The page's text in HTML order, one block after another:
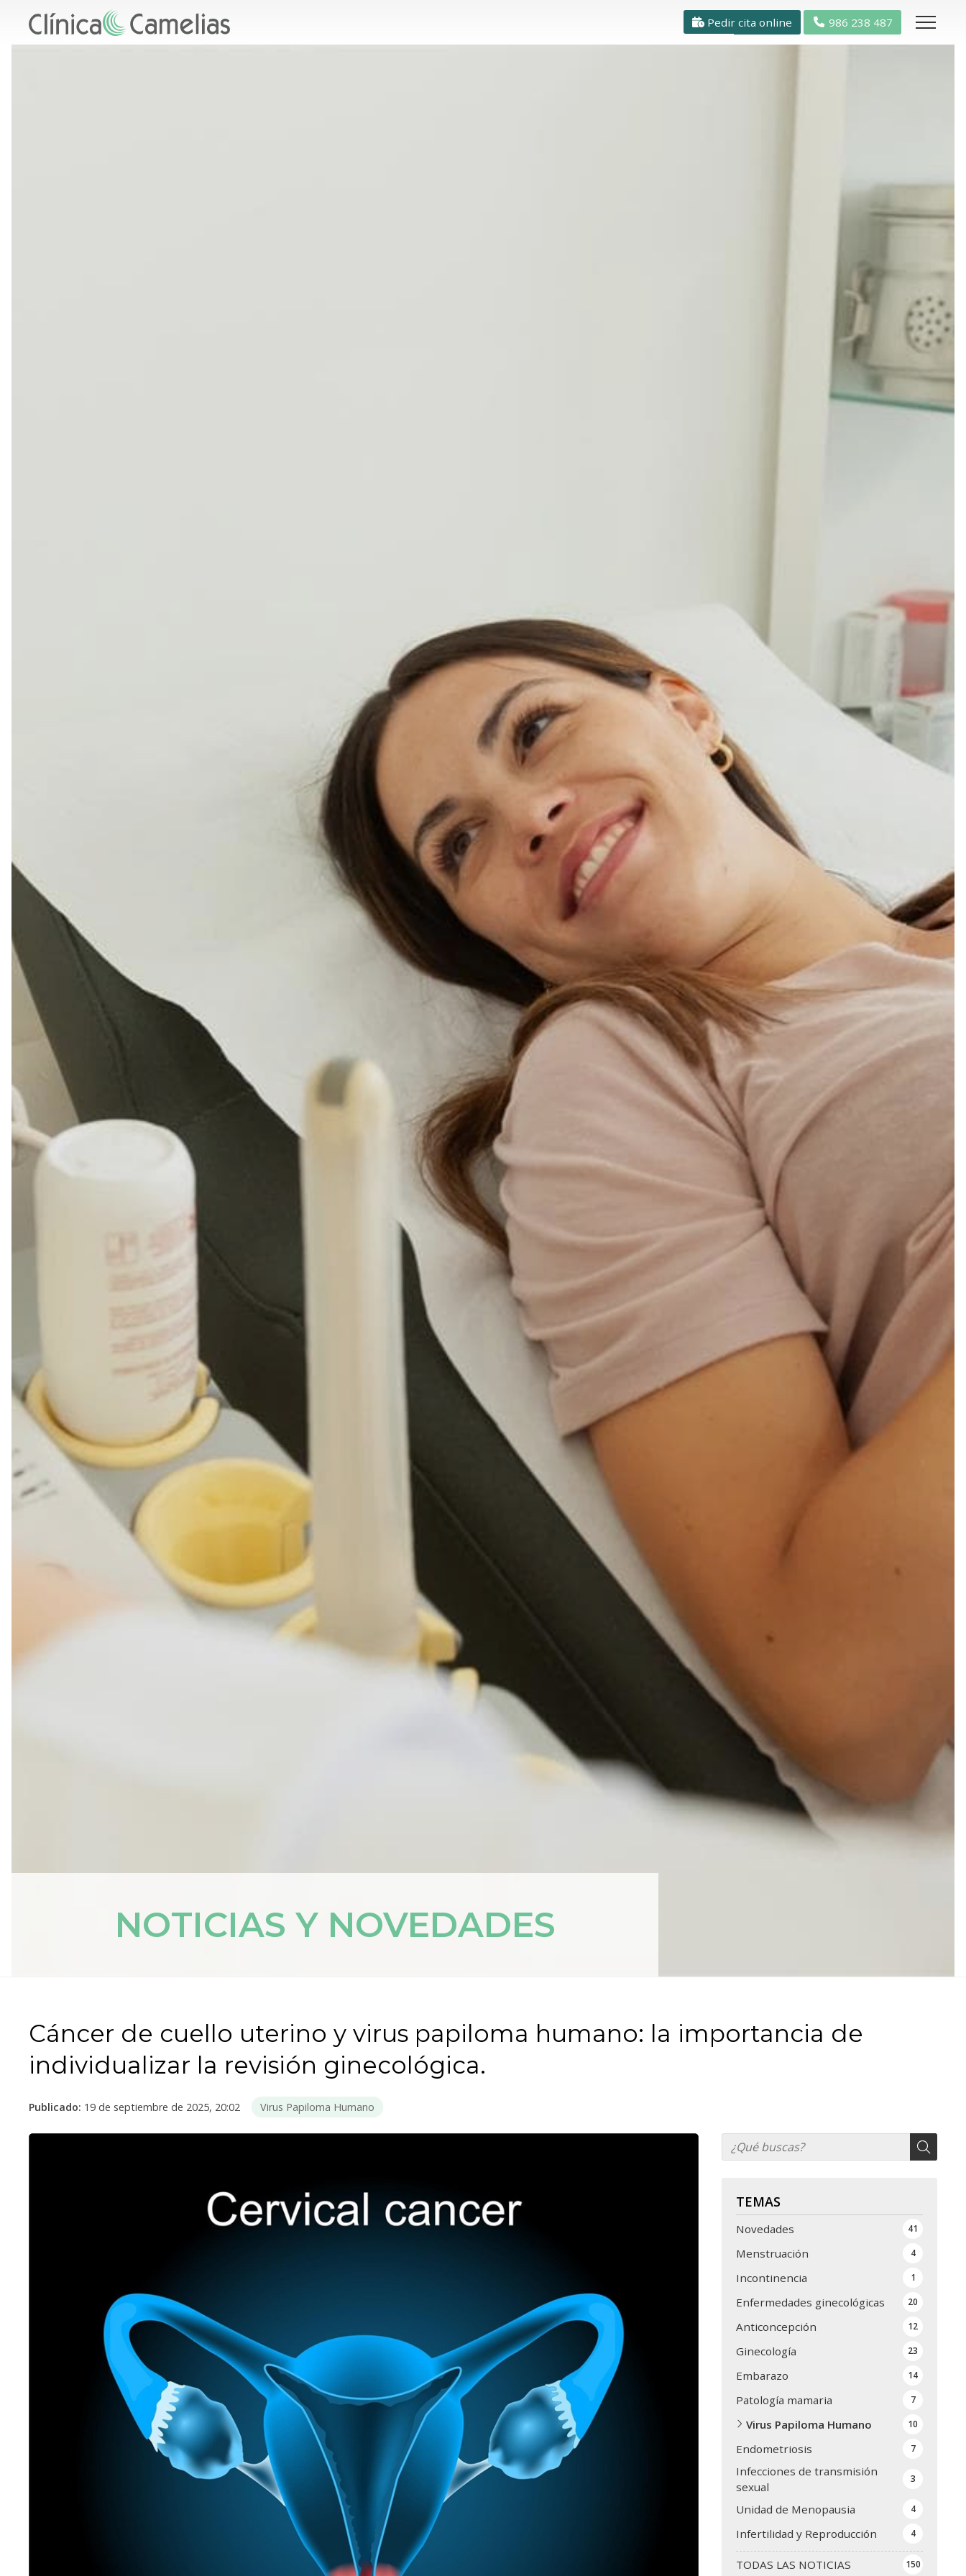
Pedir cita online 986 238 487
NOTICIAS Y NOVEDADES
Cáncer de cuello uterino y virus papiloma humano: la importancia de
individualizar la revisión ginecológica.
Publicado: 19 de septiembre de 2025, 20:02 Virus Papiloma Humano
TEMAS
TODAS LAS NOTICIAS 150
Novedades 41
Menstruación 4
Incontinencia 1
Enfermedades ginecológicas 20
Anticoncepción 12
Ginecología 23
Embarazo 14
Patología mamaria 7
Virus Papiloma Humano 10
Endometriosis 7
Infecciones de transmisión
sexual
3
Unidad de Menopausia 4
Infertilidad y Reproducción 4